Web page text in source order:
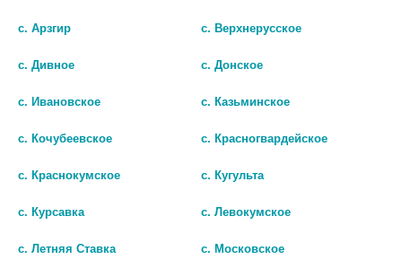
с. Арзгир с. Верхнерусское
с. Дивное с. Донское
с. Ивановское с. Казьминское
с. Кочубеевское с. Красногвардейское
с. Краснокумское с. Кугульта
с. Курсавка с. Левокумское
с. Летняя Ставка с. Московское